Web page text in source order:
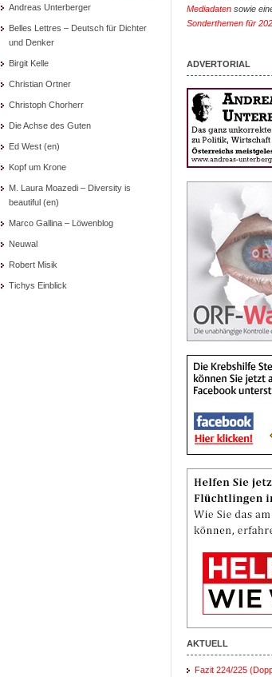
Andreas Unterberger
Belles Lettres – Deutsch für Dichter
und Denker
Birgit Kelle
Christian Ortner
Christoph Chorherr
Die Achse des Guten
Ed West (en)
Kopf um Krone
M. Laura Moazedi – Diversity is
beautiful (en)
Marco Gallina – Löwenblog
Neuwal
Robert Misik
Tichys Einblick
Mediadaten sowie
Sonderthemen für
ADVERTORIAL
AKTUELL
Fazit 224/225